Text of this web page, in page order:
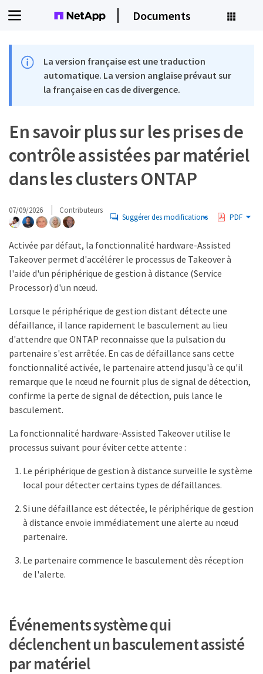
Documents
La version française est une traduction
automatique. La version anglaise prévaut sur
la française en cas de divergence.
En savoir plus sur les prises de
contrôle assistées par matériel
dans les clusters ONTAP
07/09/2026 Contributeurs
Suggérer des modifications PDF
Activée par défaut, la fonctionnalité hardware-Assisted
Takeover permet d'accélérer le processus de Takeover à
l'aide d'un périphérique de gestion à distance (Service
Processor) d'un nœud.
Lorsque le périphérique de gestion distant détecte une
défaillance, il lance rapidement le basculement au lieu
d'attendre que ONTAP reconnaisse que la pulsation du
partenaire s'est arrêtée. En cas de défaillance sans cette
fonctionnalité activée, le partenaire attend jusqu'à ce qu'il
remarque que le nœud ne fournit plus de signal de détection,
confirme la perte de signal de détection, puis lance le
basculement.
La fonctionnalité hardware-Assisted Takeover utilise le
processus suivant pour éviter cette attente :
Le périphérique de gestion à distance surveille le système
local pour détecter certains types de défaillances.
Si une défaillance est détectée, le périphérique de gestion
à distance envoie immédiatement une alerte au nœud
partenaire.
Le partenaire commence le basculement dès réception
de l'alerte.
Événements système qui
déclenchent un basculement assisté
par matériel